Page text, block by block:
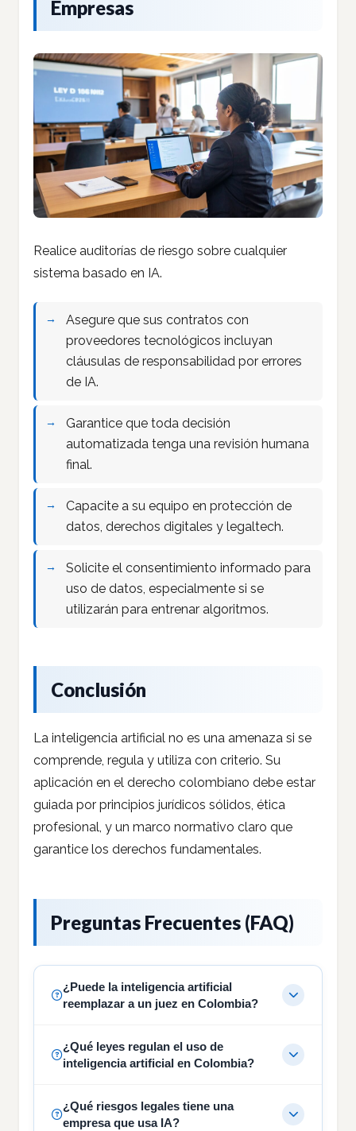
Empresas
Realice auditorías de riesgo sobre cualquier
sistema basado en IA.
Asegure que sus contratos con
proveedores tecnológicos incluyan
cláusulas de responsabilidad por errores
de IA.
Garantice que toda decisión
automatizada tenga una revisión humana
final.
Capacite a su equipo en protección de
datos, derechos digitales y legaltech.
Solicite el consentimiento informado para
uso de datos, especialmente si se
utilizarán para entrenar algoritmos.
Conclusión
La inteligencia artificial no es una amenaza si se
comprende, regula y utiliza con criterio. Su
aplicación en el derecho colombiano debe estar
guiada por principios jurídicos sólidos, ética
profesional, y un marco normativo claro que
garantice los derechos fundamentales.
Preguntas Frecuentes (FAQ)
¿Puede la inteligencia artificial
reemplazar a un juez en Colombia?
¿Qué leyes regulan el uso de
inteligencia artificial en Colombia?
¿Qué riesgos legales tiene una
empresa que usa IA?